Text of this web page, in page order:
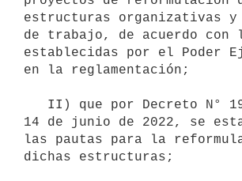
estructuras organizativas y
de trabajo, de acuerdo con
establecidas por el Poder
en la reglamentación;
14 de junio de 2022, se
las pautas para la
dichas estructuras;